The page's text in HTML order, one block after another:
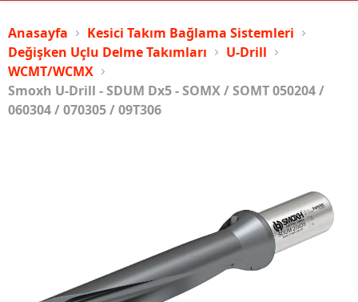
Anasayfa
Kesici Takım Bağlama Sistemleri
Değişken Uçlu Delme Takımları
U-Drill
WCMT/WCMX
Smoxh U-Drill - SDUM Dx5 - SOMX / SOMT 050204 /
060304 / 070305 / 09T306